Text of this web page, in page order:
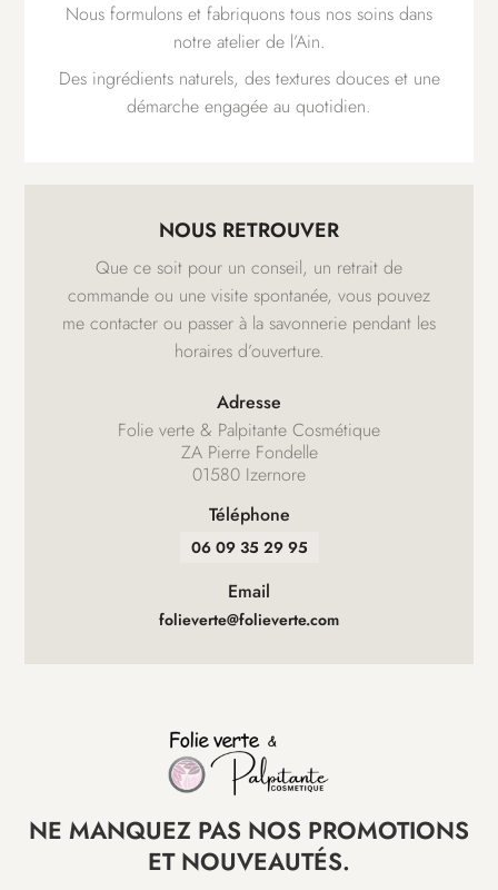
Nous formulons et fabriquons tous nos soins dans
notre atelier de l’Ain.
Des ingrédients naturels, des textures douces et une
démarche engagée au quotidien.
NOUS RETROUVER
Que ce soit pour un conseil, un retrait de
commande ou une visite spontanée, vous pouvez
me contacter ou passer à la savonnerie pendant les
horaires d’ouverture.
Adresse
Folie verte & Palpitante Cosmétique
ZA Pierre Fondelle
01580 Izernore
Téléphone
06 09 35 29 95
Email
folieverte@folieverte.com
NE MANQUEZ PAS NOS PROMOTIONS
ET NOUVEAUTÉS.